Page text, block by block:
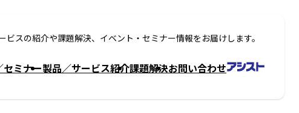
ビスの紹介や課題解決、イベント・セミナー情報をお届けします。
ミナー製品／サービス紹介課題解決お問い合わせ